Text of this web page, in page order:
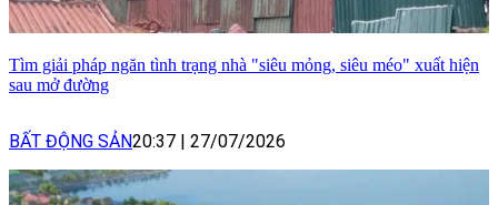
Tìm giải pháp ngăn tình trạng nhà "siêu mỏng, siêu méo" xuất hiện
sau mở đường
BẤT ĐỘNG SẢN20:37 | 27/07/2026